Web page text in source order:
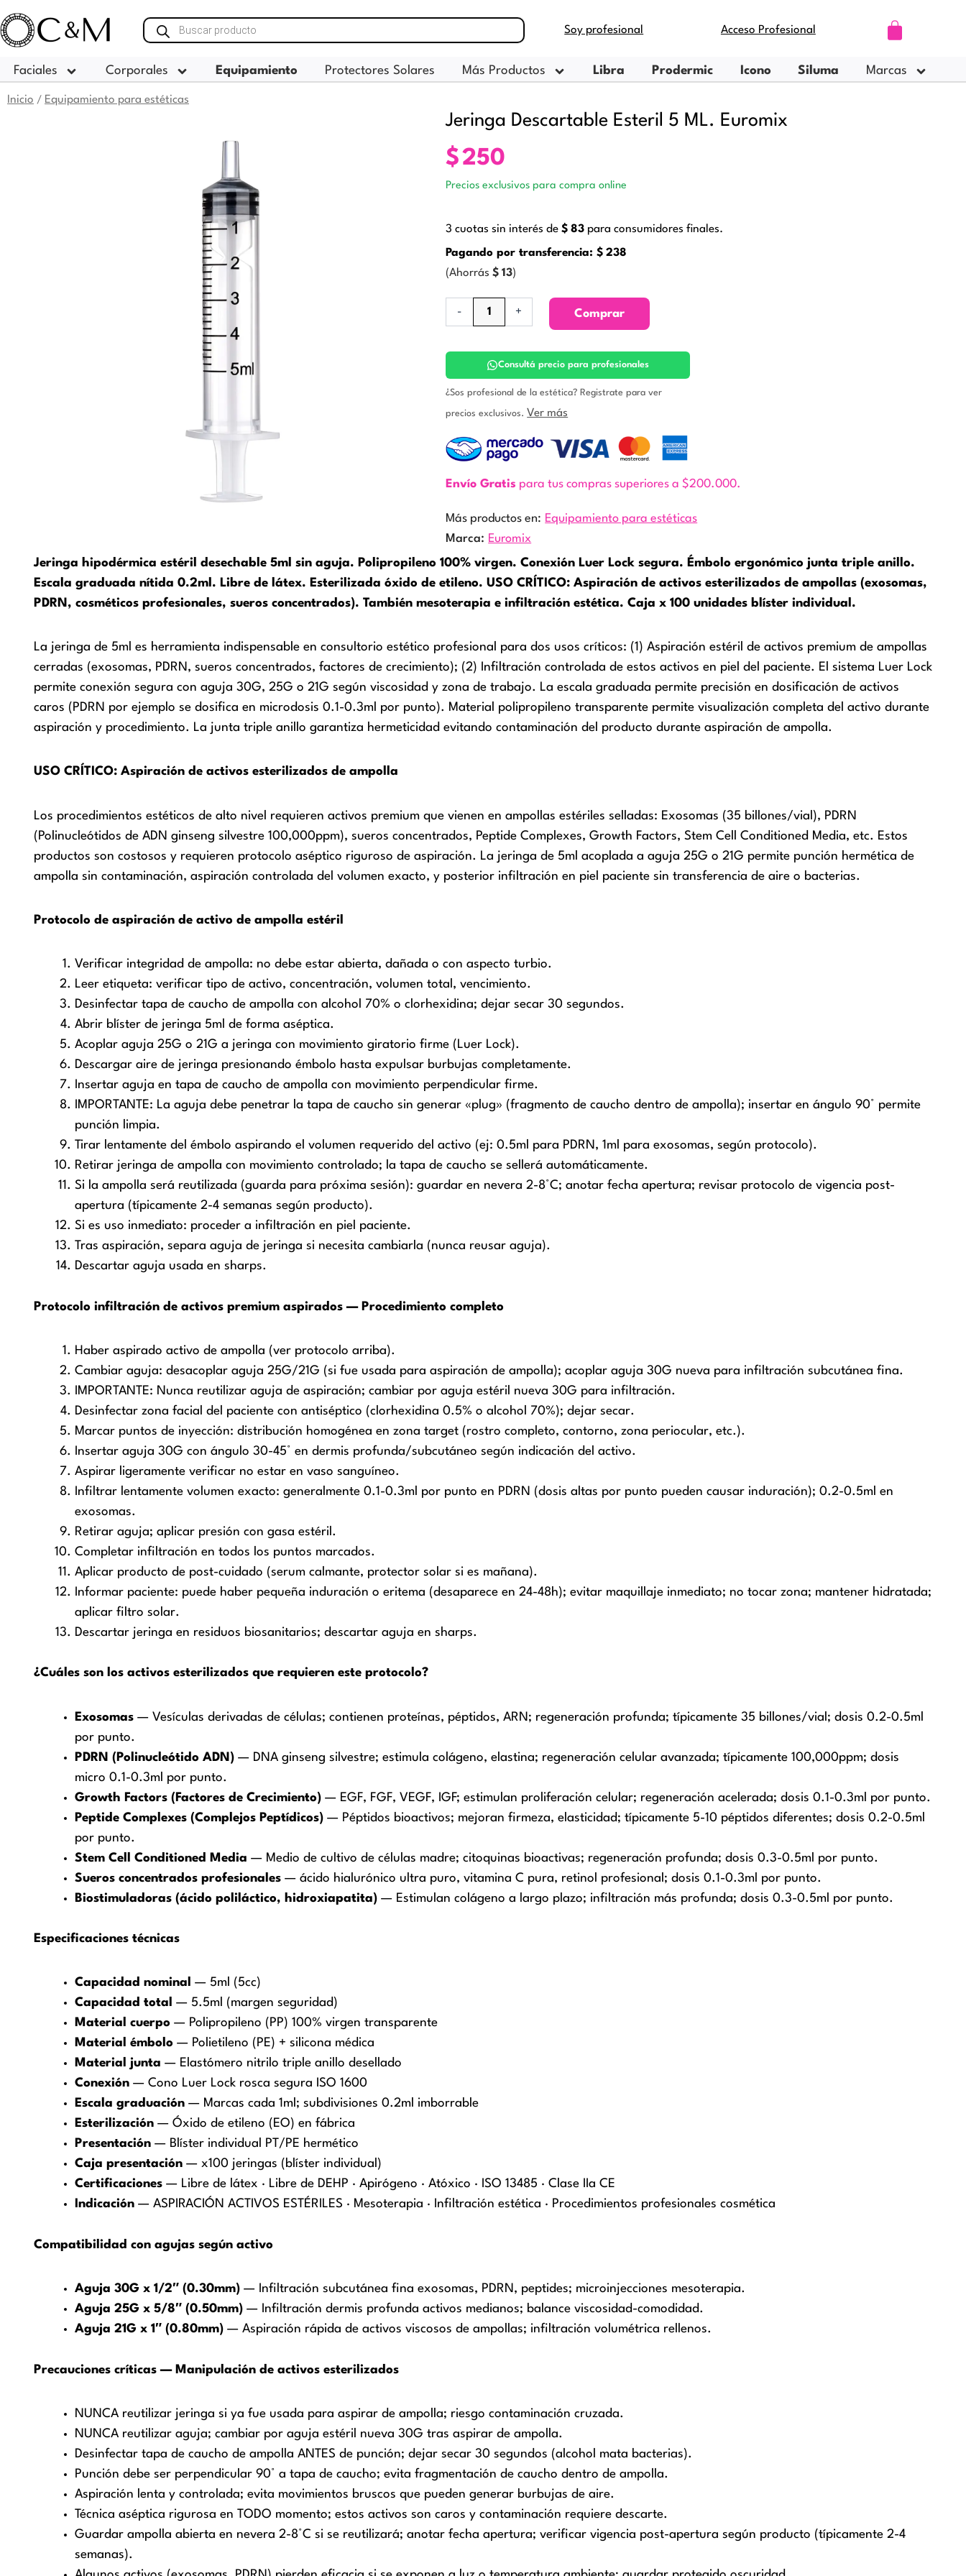
al
contenido
Búsqueda
de
Soy profesional Acceso Profesional Carrito
Faciales Corporales Equipamiento Protectores Solares Más Productos Libra Prodermic Icono Siluma Marcas
Inicio / Equipamiento para estéticas
Jeringa Descartable Esteril 5 ML. Euromix
$250
Precios exclusivos para compra online
3 cuotas sin interés de$ 83 para consumidores finales.
Pagando por transferencia:$ 238
(Ahorrás$ 13)
-
Descartable
Euromix
cantidad
+ Comprar
Consultá precio para profesionales
¿Sos profesional de la estética? Registrate para ver
precios exclusivos. Ver más
Envío Gratis para tus compras superiores a $200.000.
Más productos en: Equipamiento para estéticas
Marca: Euromix
Jeringa hipodérmica estéril desechable 5ml sin aguja. Polipropileno 100% virgen. Conexión Luer Lock segura. Émbolo ergonómico junta triple anillo.
Escala graduada nítida 0.2ml. Libre de látex. Esterilizada óxido de etileno. USO CRÍTICO: Aspiración de activos esterilizados de ampollas (exosomas,
PDRN, cosméticos profesionales, sueros concentrados). También mesoterapia e infiltración estética. Caja x 100 unidades blíster individual.
La jeringa de 5ml es herramienta indispensable en consultorio estético profesional para dos usos críticos: (1) Aspiración estéril de activos premium de ampollas
cerradas (exosomas, PDRN, sueros concentrados, factores de crecimiento); (2) Infiltración controlada de estos activos en piel del paciente. El sistema Luer Lock
permite conexión segura con aguja 30G, 25G o 21G según viscosidad y zona de trabajo. La escala graduada permite precisión en dosificación de activos
caros (PDRN por ejemplo se dosifica en microdosis 0.1-0.3ml por punto). Material polipropileno transparente permite visualización completa del activo durante
aspiración y procedimiento. La junta triple anillo garantiza hermeticidad evitando contaminación del producto durante aspiración de ampolla.
USO CRÍTICO: Aspiración de activos esterilizados de ampolla
Los procedimientos estéticos de alto nivel requieren activos premium que vienen en ampollas estériles selladas: Exosomas (35 billones/vial), PDRN
(Polinucleótidos de ADN ginseng silvestre 100,000ppm), sueros concentrados, Peptide Complexes, Growth Factors, Stem Cell Conditioned Media, etc. Estos
productos son costosos y requieren protocolo aséptico riguroso de aspiración. La jeringa de 5ml acoplada a aguja 25G o 21G permite punción hermética de
ampolla sin contaminación, aspiración controlada del volumen exacto, y posterior infiltración en piel paciente sin transferencia de aire o bacterias.
Protocolo de aspiración de activo de ampolla estéril
Verificar integridad de ampolla: no debe estar abierta, dañada o con aspecto turbio.
Leer etiqueta: verificar tipo de activo, concentración, volumen total, vencimiento.
Desinfectar tapa de caucho de ampolla con alcohol 70% o clorhexidina; dejar secar 30 segundos.
Abrir blíster de jeringa 5ml de forma aséptica.
Acoplar aguja 25G o 21G a jeringa con movimiento giratorio firme (Luer Lock).
Descargar aire de jeringa presionando émbolo hasta expulsar burbujas completamente.
Insertar aguja en tapa de caucho de ampolla con movimiento perpendicular firme.
IMPORTANTE: La aguja debe penetrar la tapa de caucho sin generar «plug» (fragmento de caucho dentro de ampolla); insertar en ángulo 90° permite
punción limpia.
Tirar lentamente del émbolo aspirando el volumen requerido del activo (ej: 0.5ml para PDRN, 1ml para exosomas, según protocolo).
Retirar jeringa de ampolla con movimiento controlado; la tapa de caucho se sellerá automáticamente.
Si la ampolla será reutilizada (guarda para próxima sesión): guardar en nevera 2-8°C; anotar fecha apertura; revisar protocolo de vigencia post-
apertura (típicamente 2-4 semanas según producto).
Si es uso inmediato: proceder a infiltración en piel paciente.
Tras aspiración, separa aguja de jeringa si necesita cambiarla (nunca reusar aguja).
Descartar aguja usada en sharps.
Protocolo infiltración de activos premium aspirados — Procedimiento completo
Haber aspirado activo de ampolla (ver protocolo arriba).
Cambiar aguja: desacoplar aguja 25G/21G (si fue usada para aspiración de ampolla); acoplar aguja 30G nueva para infiltración subcutánea fina.
IMPORTANTE: Nunca reutilizar aguja de aspiración; cambiar por aguja estéril nueva 30G para infiltración.
Desinfectar zona facial del paciente con antiséptico (clorhexidina 0.5% o alcohol 70%); dejar secar.
Marcar puntos de inyección: distribución homogénea en zona target (rostro completo, contorno, zona periocular, etc.).
Insertar aguja 30G con ángulo 30-45° en dermis profunda/subcutáneo según indicación del activo.
Aspirar ligeramente verificar no estar en vaso sanguíneo.
Infiltrar lentamente volumen exacto: generalmente 0.1-0.3ml por punto en PDRN (dosis altas por punto pueden causar induración); 0.2-0.5ml en
exosomas.
Retirar aguja; aplicar presión con gasa estéril.
Completar infiltración en todos los puntos marcados.
Aplicar producto de post-cuidado (serum calmante, protector solar si es mañana).
Informar paciente: puede haber pequeña induración o eritema (desaparece en 24-48h); evitar maquillaje inmediato; no tocar zona; mantener hidratada;
aplicar filtro solar.
Descartar jeringa en residuos biosanitarios; descartar aguja en sharps.
¿Cuáles son los activos esterilizados que requieren este protocolo?
Exosomas — Vesículas derivadas de células; contienen proteínas, péptidos, ARN; regeneración profunda; típicamente 35 billones/vial; dosis 0.2-0.5ml
por punto.
PDRN (Polinucleótido ADN) — DNA ginseng silvestre; estimula colágeno, elastina; regeneración celular avanzada; típicamente 100,000ppm; dosis
micro 0.1-0.3ml por punto.
Growth Factors (Factores de Crecimiento) — EGF, FGF, VEGF, IGF; estimulan proliferación celular; regeneración acelerada; dosis 0.1-0.3ml por punto.
Peptide Complexes (Complejos Peptídicos) — Péptidos bioactivos; mejoran firmeza, elasticidad; típicamente 5-10 péptidos diferentes; dosis 0.2-0.5ml
por punto.
Stem Cell Conditioned Media — Medio de cultivo de células madre; citoquinas bioactivas; regeneración profunda; dosis 0.3-0.5ml por punto.
Sueros concentrados profesionales — ácido hialurónico ultra puro, vitamina C pura, retinol profesional; dosis 0.1-0.3ml por punto.
Biostimuladoras (ácido poliláctico, hidroxiapatita) — Estimulan colágeno a largo plazo; infiltración más profunda; dosis 0.3-0.5ml por punto.
Especificaciones técnicas
Capacidad nominal
— 5ml (5cc)
Capacidad total
— 5.5ml (margen seguridad)
Material cuerpo — Polipropileno (PP) 100% virgen transparente
Material émbolo — Polietileno (PE) + silicona médica
Material junta — Elastómero nitrilo triple anillo desellado
Conexión — Cono Luer Lock rosca segura ISO 1600
Escala graduación — Marcas cada 1ml; subdivisiones 0.2ml imborrable
Esterilización — Óxido de etileno (EO) en fábrica
Presentación — Blíster individual PT/PE hermético
Caja presentación — x100 jeringas (blíster individual)
Certificaciones — Libre de látex · Libre de DEHP · Apirógeno · Atóxico · ISO 13485 · Clase IIa CE
Indicación — ASPIRACIÓN ACTIVOS ESTÉRILES · Mesoterapia · Infiltración estética · Procedimientos profesionales cosmética
Compatibilidad con agujas según activo
Aguja 30G x 1/2″ (0.30mm) — Infiltración subcutánea fina exosomas, PDRN, peptides; microinjecciones mesoterapia.
Aguja 25G x 5/8″ (0.50mm) — Infiltración dermis profunda activos medianos; balance viscosidad-comodidad.
Aguja 21G x 1″ (0.80mm) — Aspiración rápida de activos viscosos de ampollas; infiltración volumétrica rellenos.
Precauciones críticas — Manipulación de activos esterilizados
NUNCA reutilizar jeringa si ya fue usada para aspirar de ampolla; riesgo contaminación cruzada.
NUNCA reutilizar aguja; cambiar por aguja estéril nueva 30G tras aspirar de ampolla.
Desinfectar tapa de caucho de ampolla ANTES de punción; dejar secar 30 segundos (alcohol mata bacterias).
Punción debe ser perpendicular 90° a tapa de caucho; evita fragmentación de caucho dentro de ampolla.
Aspiración lenta y controlada; evita movimientos bruscos que pueden generar burbujas de aire.
Técnica aséptica rigurosa en TODO momento; estos activos son caros y contaminación requiere descarte.
Guardar ampolla abierta en nevera 2-8°C si se reutilizará; anotar fecha apertura; verificar vigencia post-apertura según producto (típicamente 2-4
semanas).